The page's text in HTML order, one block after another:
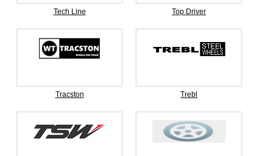
Tech Line Top Driver
Tracston Trebl